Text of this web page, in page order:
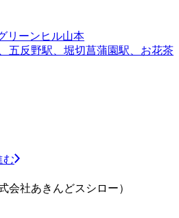
リーンヒル山本
五反野駅、堀切菖蒲園駅、お花茶
む
会社あきんどスシロー）